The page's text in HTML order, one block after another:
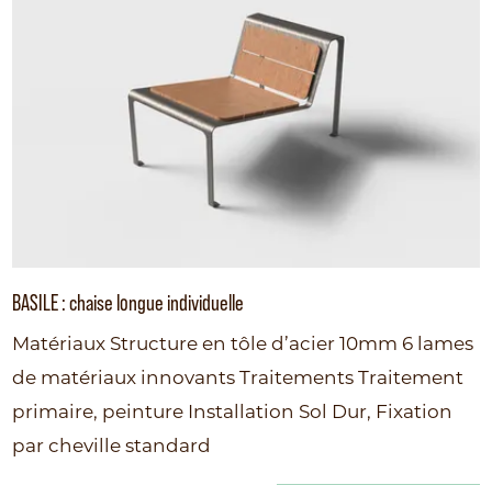
BASILE : chaise longue individuelle
Matériaux Structure en tôle d’acier 10mm 6 lames
de matériaux innovants Traitements Traitement
primaire, peinture Installation Sol Dur, Fixation
par cheville standard